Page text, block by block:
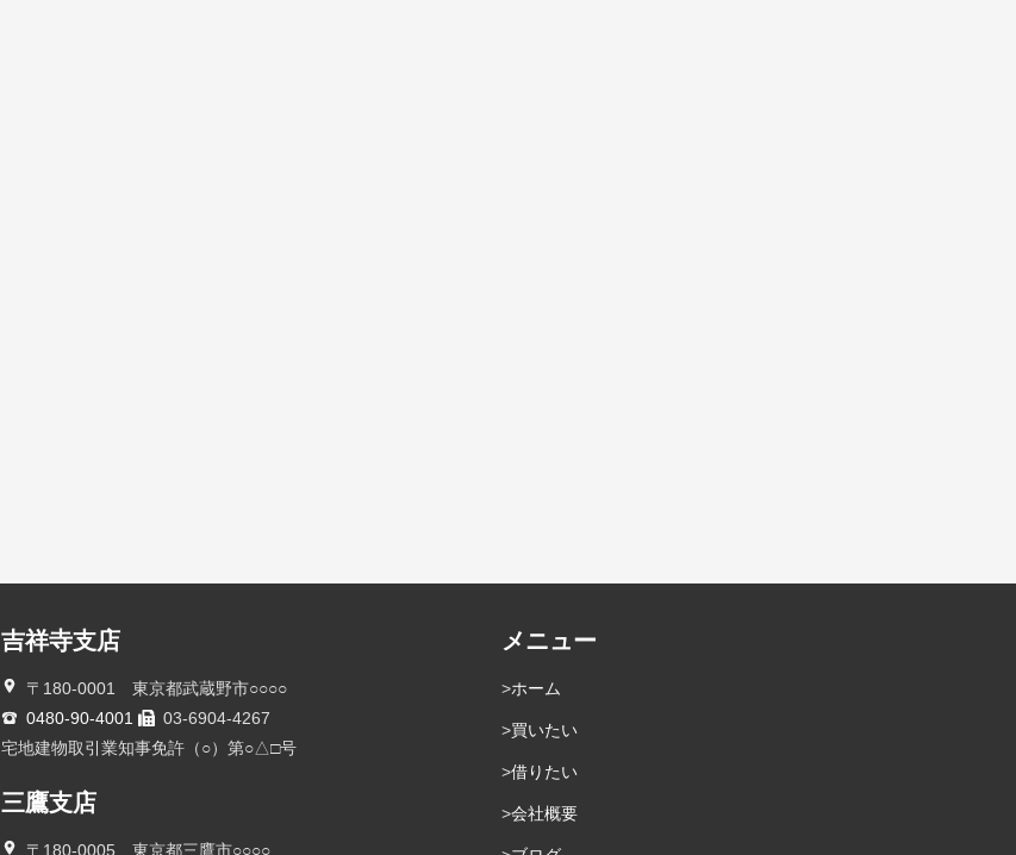
吉祥寺支店
〒180-0001 東京都武蔵野市○○○○
0480-90-4001
03-6904-4267
宅地建物取引業知事免許（○）第○△□号
三鷹支店
〒180-0005 東京都三鷹市○○○○
メニュー
ホーム
買いたい
借りたい
会社概要